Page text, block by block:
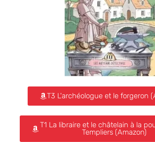
T3 L'archéologue et le forgeron
T1 La libraire et le châtelain à la
Templiers (Amazon)